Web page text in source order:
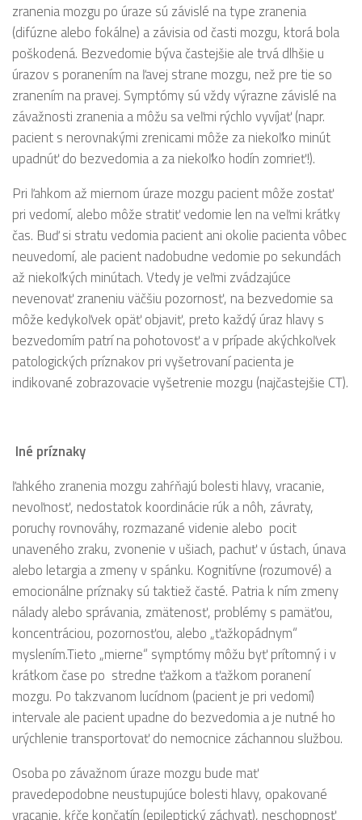
zranenia mozgu po úraze sú závislé na type zranenia
(difúzne alebo fokálne) a závisia od časti mozgu, ktorá bola
poškodená. Bezvedomie býva častejšie ale trvá dlhšie u
úrazov s poranením na ľavej strane mozgu, než pre tie so
zranením na pravej. Symptómy sú vždy výrazne závislé na
závažnosti zranenia a môžu sa veľmi rýchlo vyvíjať (napr.
pacient s nerovnakými zrenicami môže za niekoľko minút
upadnúť do bezvedomia a za niekoľko hodín zomrieť!).
Pri ľahkom až miernom úraze mozgu pacient môže zostať
pri vedomí, alebo môže stratiť vedomie len na veľmi krátky
čas. Buď si stratu vedomia pacient ani okolie pacienta vôbec
neuvedomí, ale pacient nadobudne vedomie po sekundách
až niekoľkých minútach. Vtedy je veľmi zvádzajúce
nevenovať zraneniu väčšiu pozornosť, na bezvedomie sa
môže kedykoľvek opäť objaviť, preto každý úraz hlavy s
bezvedomím patrí na pohotovosť a v prípade akýchkoľvek
patologických príznakov pri vyšetrovaní pacienta je
indikované zobrazovacie vyšetrenie mozgu (najčastejšie CT).
Iné príznaky
ľahkého zranenia mozgu zahŕňajú bolesti hlavy, vracanie,
nevoľnosť, nedostatok koordinácie rúk a nôh, závraty,
poruchy rovnováhy, rozmazané videnie alebo pocit
unaveného zraku, zvonenie v ušiach, pachuť v ústach, únava
alebo letargia a zmeny v spánku. Kognitívne (rozumové) a
emocionálne príznaky sú taktiež časté. Patria k ním zmeny
nálady alebo správania, zmätenosť, problémy s pamäťou,
koncentráciou, pozornosťou, alebo „ťažkopádnym“
myslením.Tieto „mierne“ symptómy môžu byť prítomný i v
krátkom čase po stredne ťažkom a ťažkom poranení
mozgu. Po takzvanom lucídnom (pacient je pri vedomí)
intervale ale pacient upadne do bezvedomia a je nutné ho
urýchlenie transportovať do nemocnice záchannou službou.
Osoba po závažnom úraze mozgu bude mať
pravedepodobne neustupujúce bolesti hlavy, opakované
vracanie, kŕče končatín (epileptický záchvat), neschopnosť